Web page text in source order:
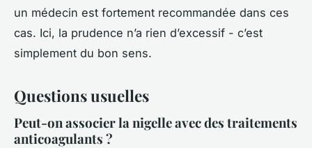
un médecin est fortement recommandée dans ces
cas. Ici, la prudence n’a rien d’excessif - c’est
simplement du bon sens.
Questions usuelles
Peut-on associer la nigelle avec des traitements
anticoagulants ?